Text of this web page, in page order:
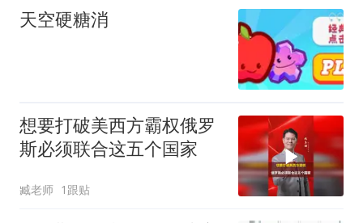
天空硬糖消
想要打破美西方霸权俄罗
斯必须联合这五个国家
臧老师 1跟贴